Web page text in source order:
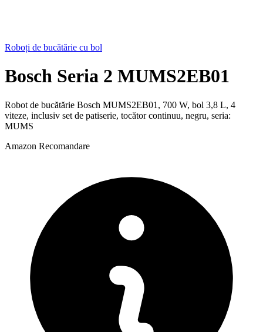
Roboți de bucătărie cu bol
Bosch Seria 2 MUMS2EB01
Robot de bucătărie Bosch MUMS2EB01, 700 W, bol 3,8 L, 4
viteze, inclusiv set de patiserie, tocător continuu, negru, seria:
MUMS
Amazon Recomandare